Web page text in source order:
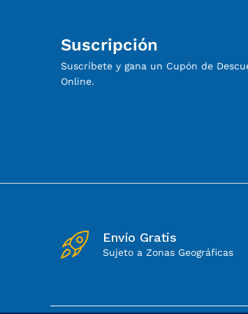
Suscripción
Suscríbete y gana un Cupón de
Online.
Envío Gratis
Sujeto a Zonas Geográficas